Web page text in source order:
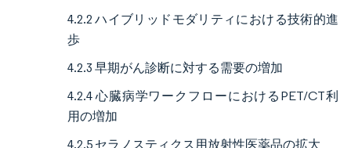
4.2.2 ハイブリッドモダリティにおける技術的進
歩
4.2.3 早期がん診断に対する需要の増加
4.2.4 心臓病学ワークフローにおけるPET/CT利
用の増加
4.2.5 セラノスティクス用放射性医薬品の拡大